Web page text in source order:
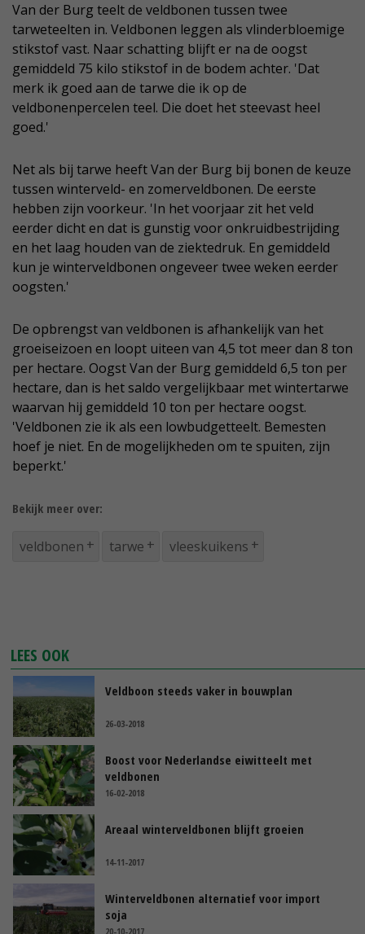
Van der Burg teelt de veldbonen tussen twee
tarweteelten in. Veldbonen leggen als vlinderbloemige
stikstof vast. Naar schatting blijft er na de oogst
gemiddeld 75 kilo stikstof in de bodem achter. 'Dat
merk ik goed aan de tarwe die ik op de
veldbonenpercelen teel. Die doet het steevast heel
goed.'
Net als bij tarwe heeft Van der Burg bij bonen de keuze
tussen winterveld- en zomerveldbonen. De eerste
hebben zijn voorkeur. 'In het voorjaar zit het veld
eerder dicht en dat is gunstig voor onkruidbestrijding
en het laag houden van de ziektedruk. En gemiddeld
kun je winterveldbonen ongeveer twee weken eerder
oogsten.'
De opbrengst van veldbonen is afhankelijk van het
groeiseizoen en loopt uiteen van 4,5 tot meer dan 8 ton
per hectare. Oogst Van der Burg gemiddeld 6,5 ton per
hectare, dan is het saldo vergelijkbaar met wintertarwe
waarvan hij gemiddeld 10 ton per hectare oogst.
'Veldbonen zie ik als een lowbudgetteelt. Bemesten
hoef je niet. En de mogelijkheden om te spuiten, zijn
beperkt.'
Bekijk meer over:
veldbonen tarwe vleeskuikens
LEES OOK
Veldboon steeds vaker in bouwplan
26-03-2018
Boost voor Nederlandse eiwitteelt met
veldbonen
16-02-2018
Areaal winterveldbonen blijft groeien
14-11-2017
Winterveldbonen alternatief voor import
soja
20-10-2017